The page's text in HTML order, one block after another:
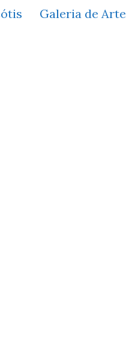
Galeria de Arte